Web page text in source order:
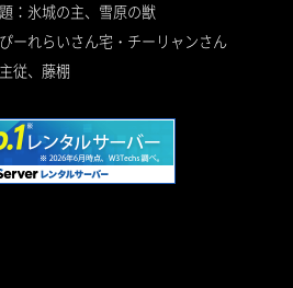
：氷城の主、雪原の獣
ーれらいさん宅・チーリャンさん
従、藤棚